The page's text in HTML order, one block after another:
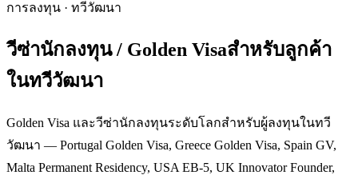
การลงทุน · ทวีวัฒนา
วีซ่านักลงทุน / Golden Visaสำหรับลูกค้า
ในทวีวัฒนา
Golden Visa และวีซ่านักลงทุนระดับโลกสำหรับผู้ลงทุนในทวี
วัฒนา — Portugal Golden Visa, Greece Golden Visa, Spain GV,
Malta Permanent Residency, USA EB-5, UK Innovator Founder,